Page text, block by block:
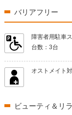
バリアフリー
障害者用駐車
台数： 3台
オストメイト
ビューティ＆リ